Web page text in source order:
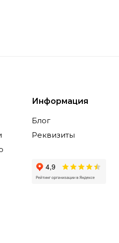
Информация
Блог
Реквизиты